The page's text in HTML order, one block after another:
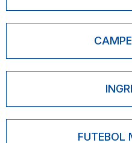
FUTEBOL